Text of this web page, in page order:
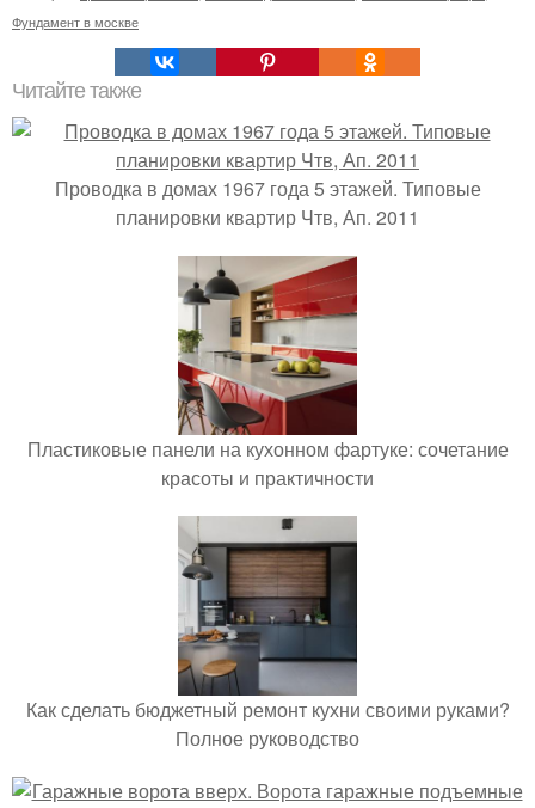
Фундамент в москве
Читайте также
Проводка в домах 1967 года 5 этажей. Типовые
планировки квартир Чтв, Ап. 2011
Пластиковые панели на кухонном фартуке: сочетание
красоты и практичности
Как сделать бюджетный ремонт кухни своими руками?
Полное руководство